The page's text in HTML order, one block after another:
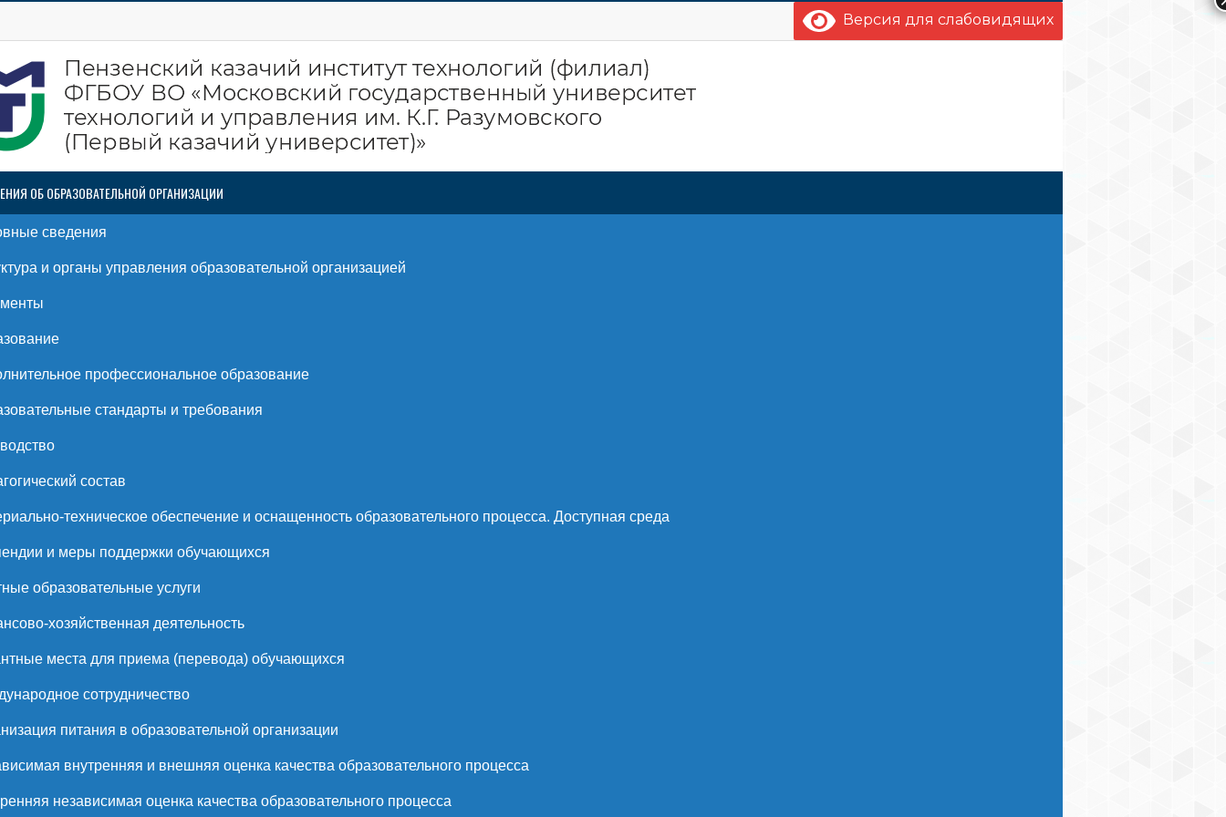
Версия для слабовидящих
ОБ ОБРАЗОВАТЕЛЬНОЙ ОРГАНИЗАЦИИ
сведения
и органы управления образовательной организацией
профессиональное образование
стандарты и требования
состав
техническое обеспечение и оснащенность образовательного процесса. Доступная среда
и меры поддержки обучающихся
образовательные услуги
хозяйственная деятельность
места для приема (перевода) обучающихся
сотрудничество
питания в образовательной организации
внутренняя и внешняя оценка качества образовательного процесса
независимая оценка качества образовательного процесса